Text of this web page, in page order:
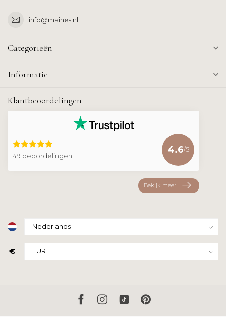
info@maines.nl
Categorieën
Informatie
Klantbeoordelingen
49 beoordelingen
4.6/5
Bekijk meer
€